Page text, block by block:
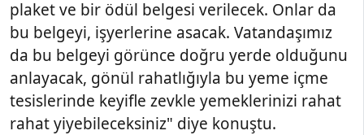
plaket ve bir ödül belgesi verilecek. Onlar da
bu belgeyi, işyerlerine asacak. Vatandaşımız
da bu belgeyi görünce doğru yerde olduğunu
anlayacak, gönül rahatlığıyla bu yeme içme
tesislerinde keyifle zevkle yemeklerinizi rahat
rahat yiyebileceksiniz" diye konuştu.